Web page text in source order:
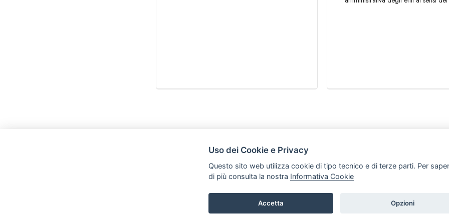
Tel. +39 0296846010 / +39 3472680371 Email: info@legalaiditalia.it P.iva: 03339470605
ARTICOLI
Uso dei Cookie e Privacy
Questo sito web utilizza cookie di tipo tecnico e di terze parti. Per
di più consulta la nostra Informativa Cookie
Accetta Opzioni